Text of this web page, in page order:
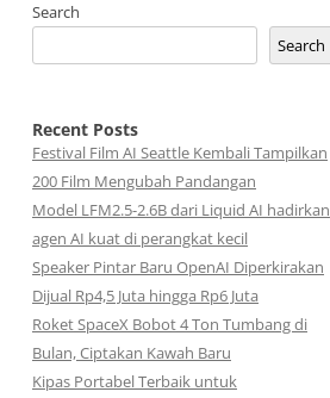
Search
Search
Recent Posts
Festival Film AI Seattle Kembali Tampilkan
200 Film Mengubah Pandangan
Model LFM2.5-2.6B dari Liquid AI hadirkan
agen AI kuat di perangkat kecil
Speaker Pintar Baru OpenAI Diperkirakan
Dijual Rp4,5 Juta hingga Rp6 Juta
Roket SpaceX Bobot 4 Ton Tumbang di
Bulan, Ciptakan Kawah Baru
Kipas Portabel Terbaik untuk